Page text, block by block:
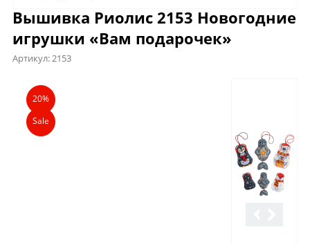
Вышивка Риолис 2153 Новогодние
игрушки «Вам подарочек»
Артикул:2153
Описание
20%
Sale